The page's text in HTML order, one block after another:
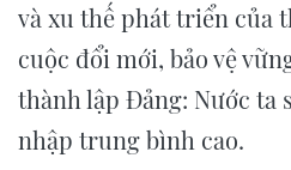
và xu thế phát triển của
cuộc đổi mới, bảo vệ
thành lập Đảng: Nước ta
nhập trung bình cao.